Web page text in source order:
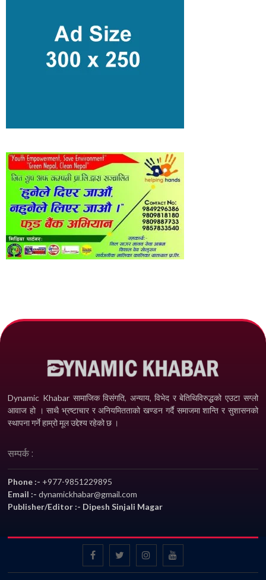
Dynamic Khabar सामाजिक विसंगति, अन्याय, विभेद­ र बेतिथिविरुद्धको एउटा सग्लो
आवाज हो । साथै भ्रष्टाचार र अनियमितताको खण्डन गर्दै समाजमा शान्ति र सुशासनको
स्थापना गर्ने हाम्रो मूल उद्देश्य रहेको छ ।
सम्पर्क :
Phone :- +977-9851229895
Email :-dynamickhabar@gmail.com
Publisher/Editor :- Dipesh Sinjali Magar